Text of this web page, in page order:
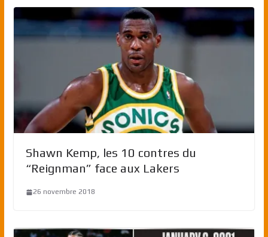
Shawn Kemp, les 10 contres du
“Reignman” face aux Lakers
26 novembre 2018